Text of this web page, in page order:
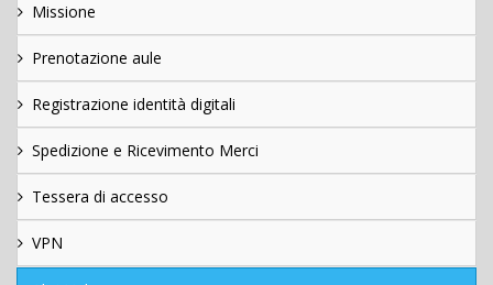
Missione
Prenotazione aule
Registrazione identità digitali
Spedizione e Ricevimento Merci
Tessera di accesso
VPN